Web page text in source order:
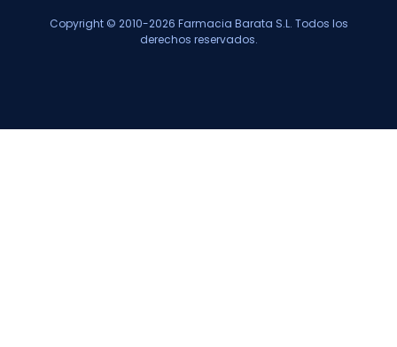
Copyright © 2010-2026 Farmacia Barata S.L. Todos los
derechos reservados.